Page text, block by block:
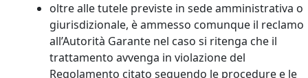
oltre alle tutele previste in sede amministrativa o
giurisdizionale, è ammesso comunque il reclamo
all’Autorità Garante nel caso si ritenga che il
trattamento avvenga in violazione del
Regolamento citato seguendo le procedure e le